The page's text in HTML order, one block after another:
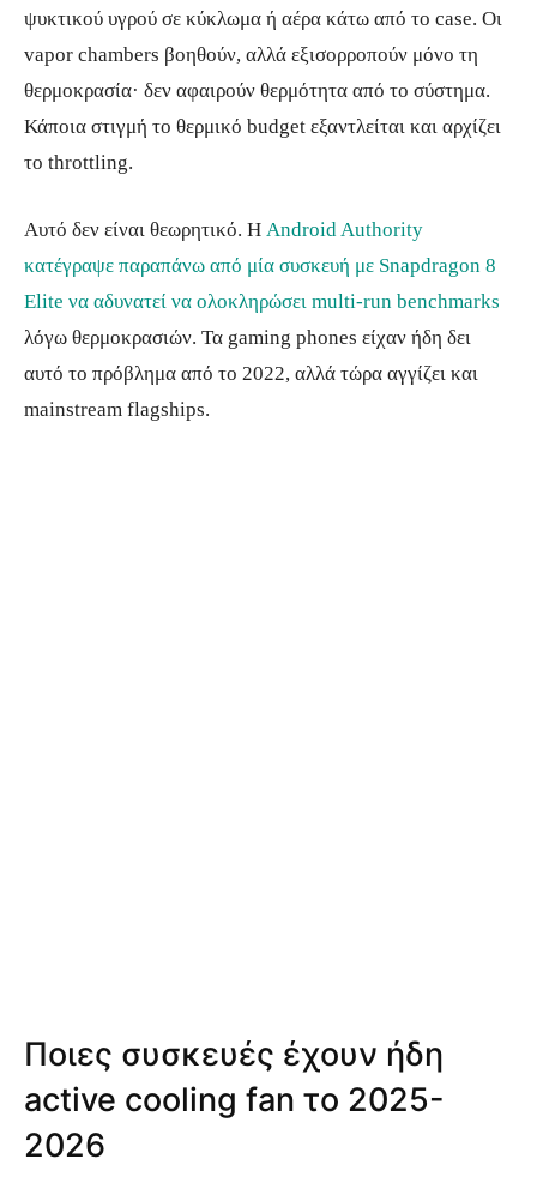
ψυκτικού υγρού σε κύκλωμα ή αέρα κάτω από το case. Οι
vapor chambers βοηθούν, αλλά εξισορροπούν μόνο τη
θερμοκρασία· δεν αφαιρούν θερμότητα από το σύστημα.
Κάποια στιγμή το θερμικό budget εξαντλείται και αρχίζει
το throttling.
Αυτό δεν είναι θεωρητικό. Η Android Authority
κατέγραψε παραπάνω από μία συσκευή με Snapdragon 8
Elite να αδυνατεί να ολοκληρώσει multi-run benchmarks
λόγω θερμοκρασιών. Τα gaming phones είχαν ήδη δει
αυτό το πρόβλημα από το 2022, αλλά τώρα αγγίζει και
mainstream flagships.
Ποιες συσκευές έχουν ήδη
active cooling fan το 2025-
2026